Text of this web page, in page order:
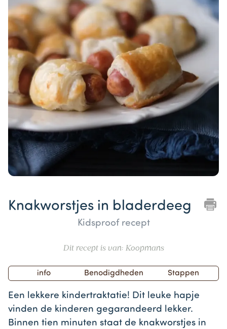
Knakworstjes in bladerdeeg
Kidsproof recept
Dit recept is van: Koopmans
of
info Benodigdheden Stappen
Een lekkere kindertraktatie! Dit leuke hapje
vinden de kinderen gegarandeerd lekker.
Binnen tien minuten staat de knakworstjes in